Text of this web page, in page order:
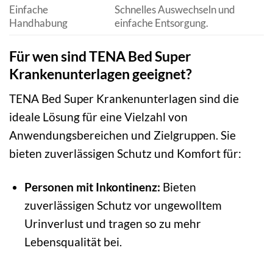
Einfache
Handhabung
Schnelles Auswechseln und
einfache Entsorgung.
Für wen sind TENA Bed Super
Krankenunterlagen geeignet?
TENA Bed Super Krankenunterlagen sind die
ideale Lösung für eine Vielzahl von
Anwendungsbereichen und Zielgruppen. Sie
bieten zuverlässigen Schutz und Komfort für:
Personen mit Inkontinenz: Bieten
zuverlässigen Schutz vor ungewolltem
Urinverlust und tragen so zu mehr
Lebensqualität bei.